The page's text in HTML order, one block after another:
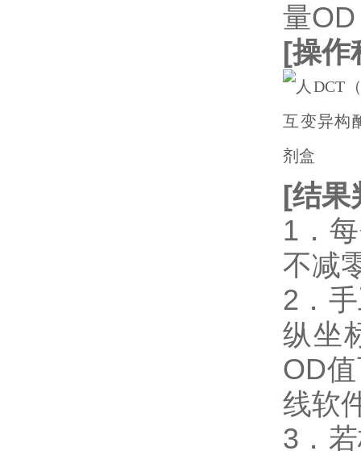
量
[操作
[结果
1．
不减
2．
纵坐
OD
线软
3．